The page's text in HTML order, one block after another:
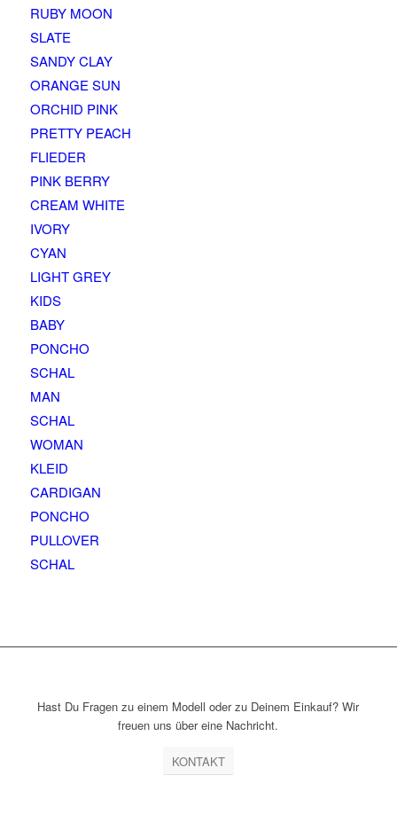
RUBY MOON
SLATE
SANDY CLAY
ORANGE SUN
ORCHID PINK
PRETTY PEACH
FLIEDER
PINK BERRY
CREAM WHITE
IVORY
CYAN
LIGHT GREY
KIDS
BABY
PONCHO
SCHAL
MAN
SCHAL
WOMAN
KLEID
CARDIGAN
PONCHO
PULLOVER
SCHAL
Hast Du Fragen zu einem Modell oder zu Deinem Einkauf? Wir
freuen uns über eine Nachricht.
KONTAKT